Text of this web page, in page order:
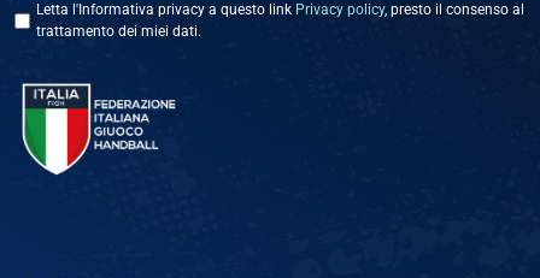
Letta l'Informativa privacy a questo link Privacy policy, presto il consenso al
trattamento dei miei dati.